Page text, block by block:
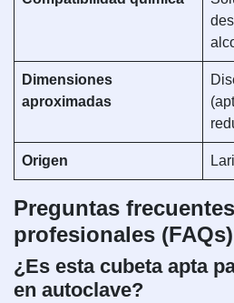
Dimensiones
aproximadas
Origen
Preguntas
profesionales (FAQs)
¿Es esta cubeta apta
en autoclave?